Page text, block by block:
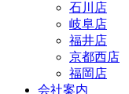
石川店
岐阜店
福井店
京都西店
福岡店
会社案内